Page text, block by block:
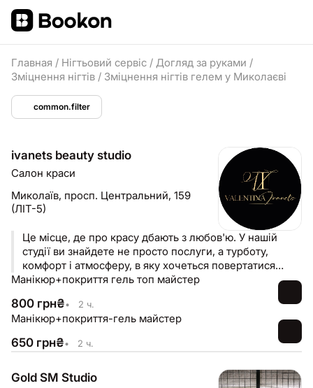
Главная / Нігтьовий сервіс / Догляд за руками /
Зміцнення нігтів / Зміцнення нігтів гелем у Миколаєві
common.filter
ivanets beauty studio
Салон краси
Миколаїв, просп. Центральний, 159
(ЛІТ-5)
Це місце, де про красу дбають з любов'ю. У нашій
студії ви знайдете не просто послуги, а турботу,
комфорт і атмосферу, в яку хочеться повертатися
знову й знову.
Манікюр+покриття гель топ майстер
800 грн₴• 2 ч.
Манікюр+покриття-гель майстер
650 грн₴• 2 ч.
Gold SM Studio